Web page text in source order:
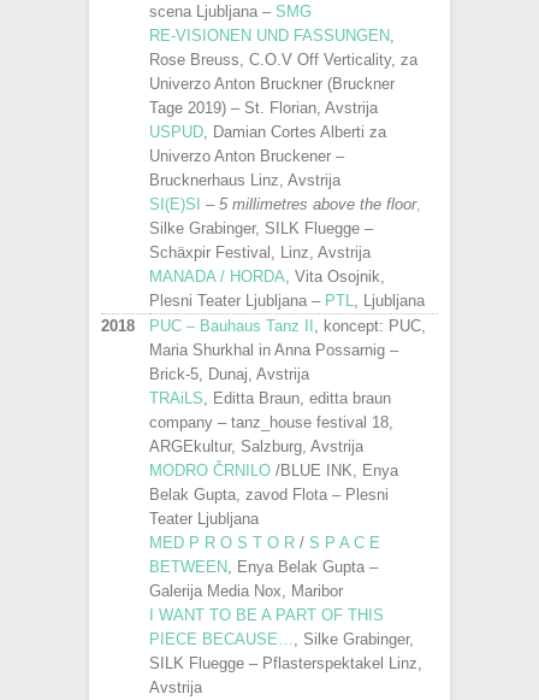
scena Ljubljana – SMG
RE-VISIONEN UND FASSUNGEN
Rose Breuss, C.O.V Off Verticality, za
Univerzo Anton Bruckner (Bruckner
Tage 2019) – St. Florian, Avstrija
USPUD , Damian Cortes Alberti za
Univerzo Anton Bruckener –
Brucknerhaus Linz, Avstrija
SI(E)SI – 5 millimetres above the floor,
Silke Grabinger, SILK Fluegge –
Schäxpir Festival, Linz, Avstrija
MANADA / HORDA , Vita Osojnik,
Plesni Teater Ljubljana – PTL
, Ljubljana
2018
PUC – Bauhaus Tanz II
, koncept: PUC,
Maria Shurkhal in Anna Possarnig –
Brick-5, Dunaj, Avstrija
TRAiLS , Editta Braun, editta braun
company – tanz_house festival 18,
ARGEkultur, Salzburg, Avstrija
MODRO ČRNILO /BLUE INK, Enya
Belak Gupta, zavod Flota – Plesni
Teater Ljubljana
MED P R O S T O R / S P A C E
BETWEEN
, Enya Belak Gupta –
Galerija Media Nox, Maribor
I WANT TO BE A PART OF THIS
PIECE BECAUSE…
, Silke Grabinger,
SILK Fluegge – Pflasterspektakel Linz,
Avstrija